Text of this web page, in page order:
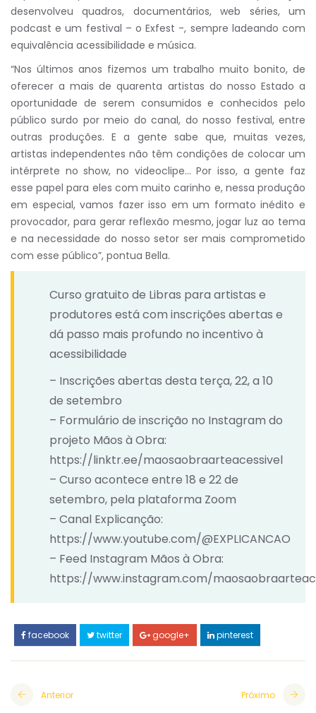
desenvolveu quadros, documentários, web séries, um
podcast e um festival – o Exfest -, sempre ladeando com
equivalência acessibilidade e música.
“Nos últimos anos fizemos um trabalho muito bonito, de
oferecer a mais de quarenta artistas do nosso Estado a
oportunidade de serem consumidos e conhecidos pelo
público surdo por meio do canal, do nosso festival, entre
outras produções. E a gente sabe que, muitas vezes,
artistas independentes não têm condições de colocar um
intérprete no show, no videoclipe… Por isso, a gente faz
esse papel para eles com muito carinho e, nessa produção
em especial, vamos fazer isso em um formato inédito e
provocador, para gerar reflexão mesmo, jogar luz ao tema
e na necessidade do nosso setor ser mais comprometido
com esse público”, pontua Bella.
Curso gratuito de Libras para artistas e
produtores está com inscrições abertas e
dá passo mais profundo no incentivo à
acessibilidade
– Inscrições abertas desta terça, 22, a 10
de setembro
– Formulário de inscrição no Instagram do
projeto Mãos à Obra:
https://linktr.ee/maosaobraarteacessivel
– Curso acontece entre 18 e 22 de
setembro, pela plataforma Zoom
– Canal Explicanção:
https://www.youtube.com/@EXPLICANCAO
– Feed Instagram Mãos à Obra:
https://www.instagram.com/
facebook twitter google+ pinterest
Anterior Próximo